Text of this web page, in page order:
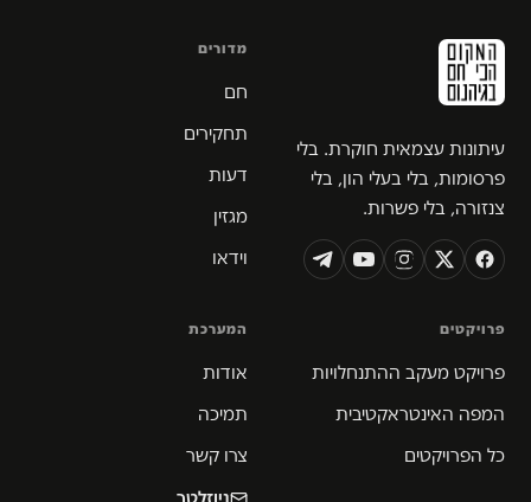
עיתונות עצמאית חוקרת. בלי
פרסומות, בלי בעלי הון, בלי
צנזורה, בלי פשרות.
מדורים
חם
תחקירים
דעות
מגזין
וידאו
פרויקטים
פרויקט מעקב ההתנחלויות
המפה האינטראקטיבית
כל הפרויקטים
המערכת
אודות
תמיכה
צרו קשר